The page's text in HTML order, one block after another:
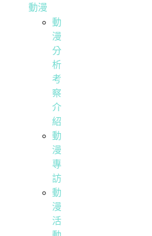
動漫
動
漫
分
析
考
察
介
紹
動
漫
專
訪
動
漫
活